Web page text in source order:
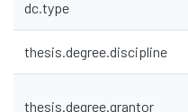
dc.type
thesis.degree.discipline
thesis.degree.grantor